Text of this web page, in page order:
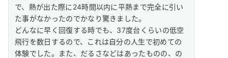
で、熱が出た際に24時間以内に平熱まで完全に引い
た事がなかったのでかなり驚きました。
どんなに早く回復する時でも、37度台くらいの低空
飛行を数日するので、これは自分の人生で初めての
体験でした。また、だるさなどはあったものの、の